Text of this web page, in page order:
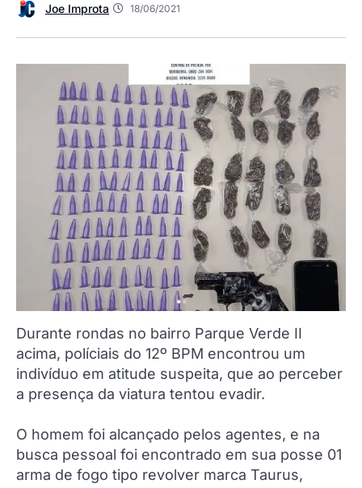
Joe Improta 18/06/2021
Durante rondas no bairro Parque Verde II
acima, políciais do 12º BPM encontrou um
indivíduo em atitude suspeita, que ao perceber
a presença da viatura tentou evadir.
O homem foi alcançado pelos agentes, e na
busca pessoal foi encontrado em sua posse 01
arma de fogo tipo revolver marca Taurus,